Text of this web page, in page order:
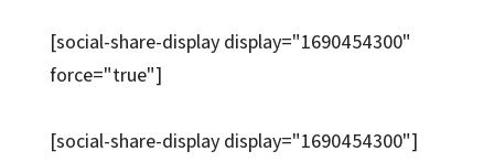
[social-share-display display="1690454300"
force="true"]
[social-share-display display="1690454300"]